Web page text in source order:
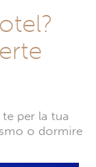
per la tua
o dormire